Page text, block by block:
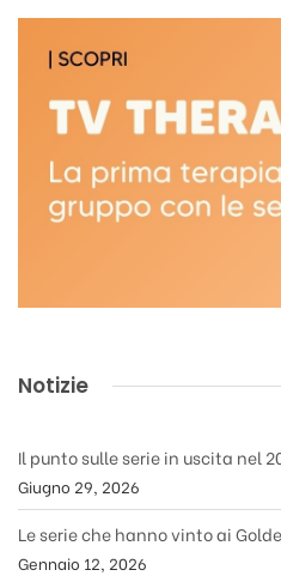
Notizie
Il punto sulle serie in uscita nel
Giugno 29, 2026
Le serie che hanno vinto ai
Gennaio 12, 2026